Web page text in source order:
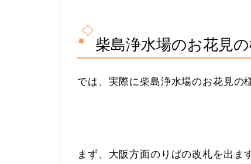
柴島浄水場のお花見
では、実際に柴島浄水場のお花見の
まず、大阪方面のりばの改札を出ま